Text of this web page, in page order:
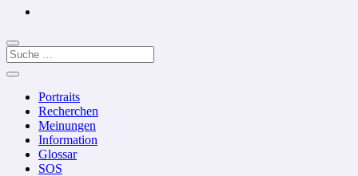
Portraits
Recherchen
Meinungen
Information
Glossar
SOS